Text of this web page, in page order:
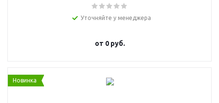
Уточняйте у менеджера
от 0 руб.
Новинка